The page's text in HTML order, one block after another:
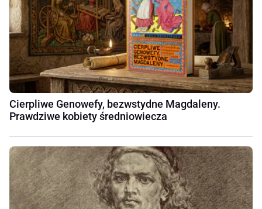
Cierpliwe Genowefy, bezwstydne Magdaleny.
Prawdziwe kobiety średniowiecza